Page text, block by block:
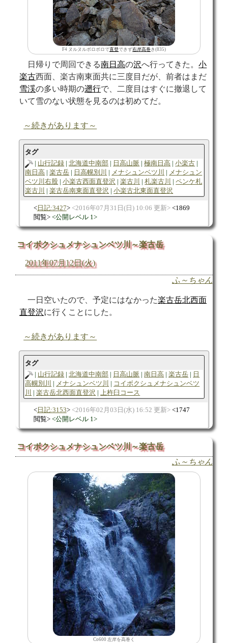
F4 ヌルヌルボロボロで直登できず右岸高巻き(835)
日帰りで周回できる南日高の沢へ行ってきた。小
楽古西面、楽古南東面共に三度目だが、前者はまだ
雪渓の多い時期の遡行で、二度目はすぐに撤退して
いて雪のない状態を見るのは初めてだ。
～続きがあります～
タグ
山行記録
北海道中南部 日高山脈 極南日高
小楽古
南日高
楽古岳 日高幌別川 メナシュンベツ川
メナシュン
ベツ川右股
小楽古西面直登沢 楽古川 札楽古川
ペンケ札
楽古川
楽古岳南東面直登沢 小楽古北東面直登沢
日記:3427 2016年07月31日(日) 10:06 更新
1869
閲覧
公開レベル 1
コイボクシュメナシュンベツ川～楽古岳
2011年07月12日(火)
ふ～ちゃん
一日空いたので、予定にはなかった楽古岳北西面
直登沢に行くことにした。
～続きがあります～
タグ
山行記録
北海道中南部 日高山脈 南日高 楽古岳
日
高幌別川
メナシュンベツ川
コイボクシュメナシュンベツ
川
楽古岳北西面直登沢 上杵臼コース
日記:3153 2016年02月03日(水) 16:52 更新
1747
閲覧
公開レベル 1
コイボクシュメナシュンベツ川～楽古岳
ふ～ちゃん
Co600 左岸を高巻く